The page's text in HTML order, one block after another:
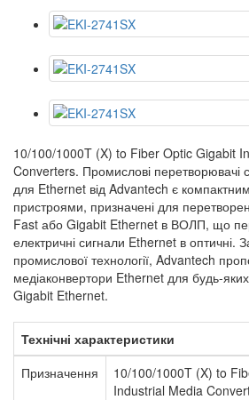
10/100/1000T (X) to Fiber Optic Gigabit
Converters. Промислові перетворювачі
для Ethernet від Advantech є
пристроями, призначені для
Fast або Gigabit Ethernet в ВОЛП, що
електричні сигнали Ethernet в оптичні.
промислової технології, Advantech
медіаконвертори Ethernet для будь-
Gigabit Ethernet.
Технічні характеристики
Призначення
10/100/1000T (X) to
Industrial Media